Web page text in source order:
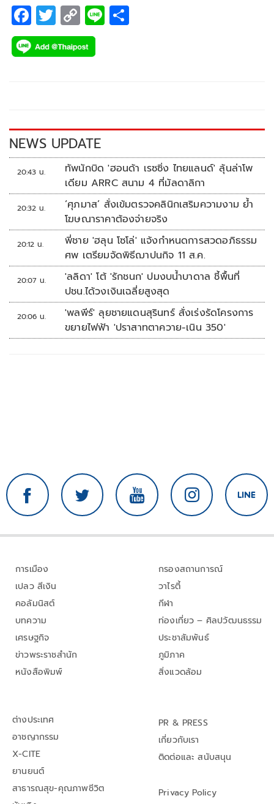
F
ac
e
k
T
wi
tt
C
o
p
k
Li
NEWS UPDATE
20:43 น.
ทัพนักบิด 'ฮอนด้า เรซซิ่ง ไทยแลนด์' ลุ้นล่าโพ
เดียม ARRC สนาม 4 ที่มัลดาลิกา
20:32 น.
‘ศุภมาส’ สั่งเข้มตรวจคลินิกเสริมความงาม ย้ำ
โฆษณาราคาต้องจ่ายจริง
20:12 น.
พี่ชาย 'ฮลุน โซโล่' แจ้งกำหนดการสวดอภิธรรม
ศพ เตรียมจัดพิธีฌาปนกิจ 11 ส.ค.
20:07 น.
'ลลิดา' โต้ 'รักชนก' ปมงบน้ำบาดาล ชี้พื้นที่
ปชน.ได้วงเงินเฉลี่ยสูงสุด
20:06 น.
'พลพีร์' ลุยชายแดนสุรินทร์ สั่งเร่งรัดโครงการ
ขยายไฟฟ้า 'ปราสาทตาควาย-เนิน 350'
การเมือง
เปลว สีเงิน
คอลัมนิสต์
บทความ
เศรษฐกิจ
ข่าวพระราชสำนัก
หนังสือพิมพ์
กรองสถานการณ์
วาไรตี้
กีฬา
ท่องเที่ยว – ศิลปวัฒนธรรม
ประชาสัมพันธ์
ภูมิภาค
สิ่งแวดล้อม
ต่างประเทศ
อาชญากรรม
X-CITE
ยานยนต์
สาธารณสุข-คุณภาพชีวิต
PR & PRESS
เกี่ยวกับเรา
ติดต่อและ สนับสนุน
Privacy Policy